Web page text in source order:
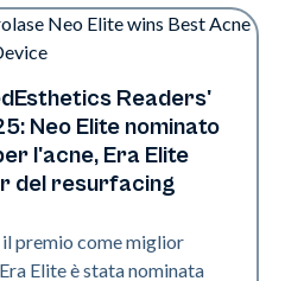
Readers'
Neo Elite nominato
l'acne, Era Elite
del resurfacing
premio come miglior
Elite è stata nominata